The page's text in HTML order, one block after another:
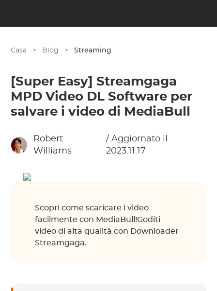
Casa > Blog > Streaming
[Super Easy] Streamgaga
MPD Video DL Software per
salvare i video di MediaBull
Robert
Williams
/ Aggiornato il
2023.11.17
Scopri come scaricare i video
facilmente con MediaBull!Goditi
video di alta qualità con Downloader
Streamgaga.